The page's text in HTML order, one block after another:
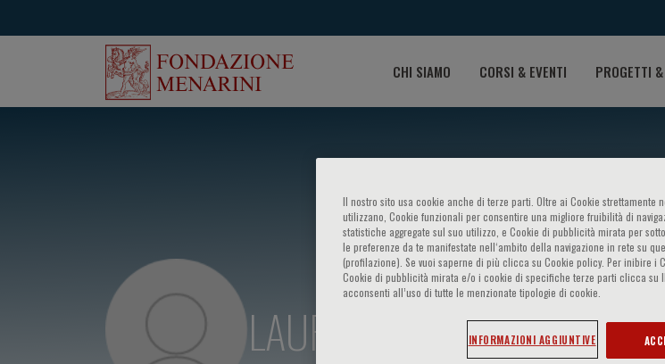
CHI SIAMO CORSI & EVENTI PROGETTI
LAURA ANDREOLI
Il nostro sito usa cookie anche di terze parti. Oltre ai Cookie strettamente
utilizzano, Cookie funzionali per consentire una migliore fruibilità di
statistiche aggregate sul suo utilizzo, e Cookie di pubblicità mirata per
le preferenze da te manifestate nell‘ambito della navigazione in rete su
(profilazione). Se vuoi saperne di più clicca su Cookie policy. Per inibire i
Cookie di pubblicità mirata e/o i cookie di specifiche terze parti clicca su
acconsenti all’uso di tutte le menzionate tipologie di cookie.
INFORMAZIONI AGGIUNTIVE